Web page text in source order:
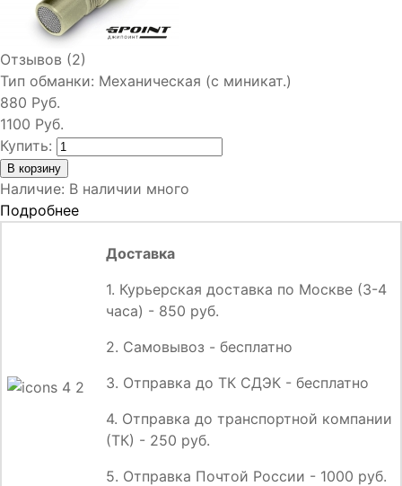
Отзывов (2)
Тип обманки: Механическая (с миникат.)
880 Руб.
1100 Руб.
Купить:
Наличие: В наличии много
Подробнее
Доставка
1. Курьерская доставка по Москве (3-4
часа) - 850 руб.
2. Самовывоз - бесплатно
3. Отправка до ТК СДЭК - бесплатно
4. Отправка до транспортной компании
(ТК) - 250 руб.
5. Отправка Почтой России - 1000 руб.